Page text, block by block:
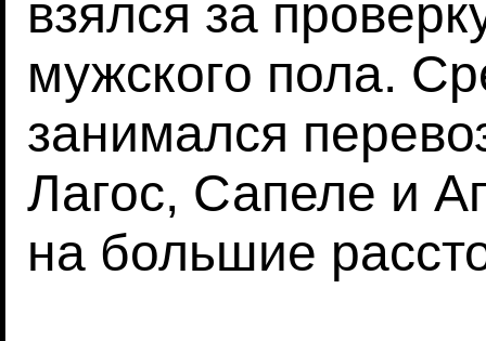
взялся за
мужского пола.
занимался
Лагос, Сапеле и
на большие